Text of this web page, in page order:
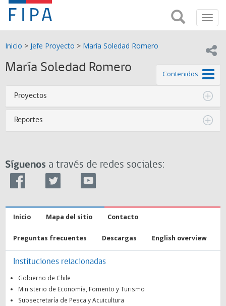
Fondo
de
Investigación
Pesquera
y
Acuicultura
(FIPA)-
FIPA;
Fondo
Investigación
y
Acuicultira
Inicio > Jefe Proyecto > María Soledad Romero
María Soledad Romero Contenidos de
Proyectos
Reportes
Síguenos a través de redes sociales:
Inicio Mapa del sitio Contacto
Preguntas frecuentes Descargas English overview
Instituciones relacionadas
Gobierno de Chile
Ministerio de Economía, Fomento y Turismo
Subsecretaría de Pesca y Acuicultura